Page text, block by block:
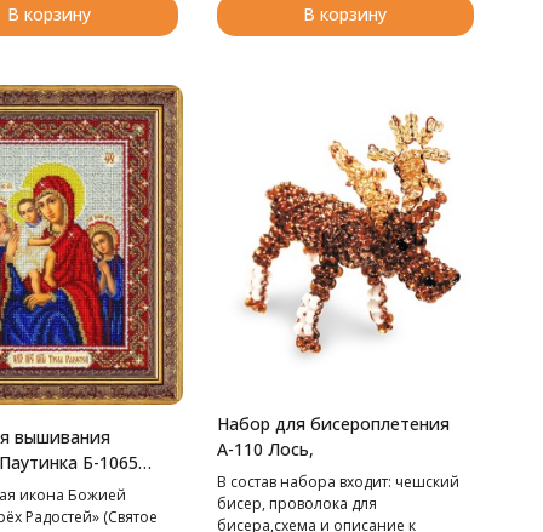
В корзину В корзину
вышивания
Б-1065
Трех
20*25 см
икона Божией
Радостей» (Святое
Набор для бисероплетения
А-110 Лось,
В cостав набора входит: чешский
бисер, проволока для
бисера,схема и описание к